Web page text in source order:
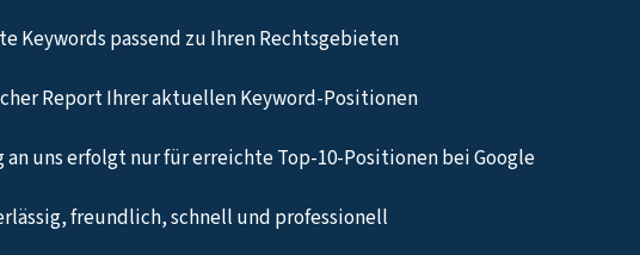
Keywords passend zu Ihren Rechtsgebieten
Report Ihrer aktuellen Keyword-Positionen
an uns erfolgt nur für erreichte Top-10-Positionen bei Google
freundlich, schnell und professionell